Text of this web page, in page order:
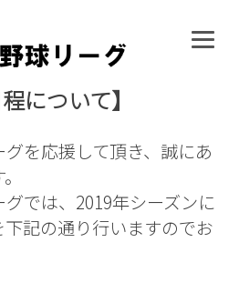
について】
を応援して頂き、誠にあ
では、2019年シーズンに
記の通り行いますのでお